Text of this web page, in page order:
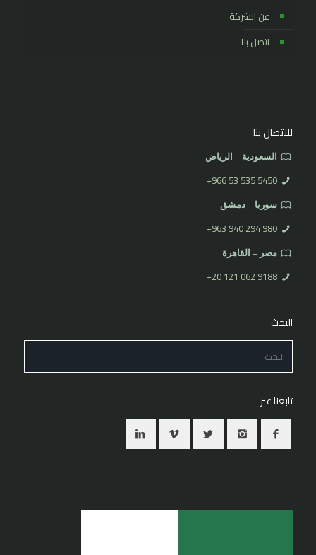
عن الشركة
اتصل بنا
للاتصال بنا
السعودية – الرياض
⁦+966 53 535 5450
سوريا – دمشق
⁦+963 940 294 980⁩
مصر – القاهرة
⁦+20 121 062 9188⁩
البحث
تابعنا عبر